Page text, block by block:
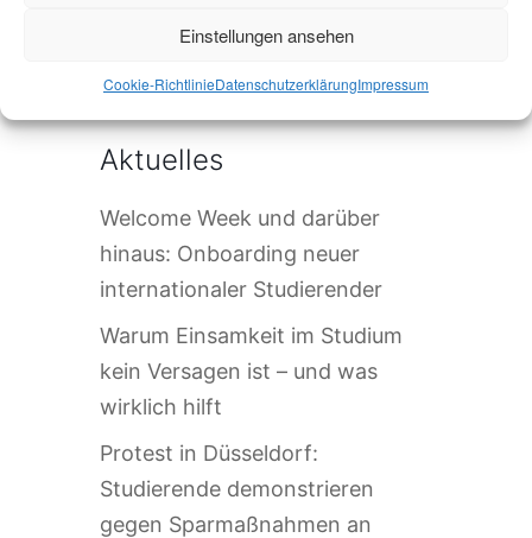
Einstellungen ansehen
Cookie-RichtlinieDatenschutzerklärungImpressum
Die Veranstaltung ist beendet.
Aktuelles
Welcome Week und darüber
hinaus: Onboarding neuer
internationaler Studierender
Warum Einsamkeit im Studium
kein Versagen ist – und was
wirklich hilft
Protest in Düsseldorf:
Studierende demonstrieren
gegen Sparmaßnahmen an